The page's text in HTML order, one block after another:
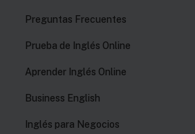
Preguntas Frecuentes
Prueba de Inglés Online
Aprender Inglés Online
Business English
Inglés para Negocios